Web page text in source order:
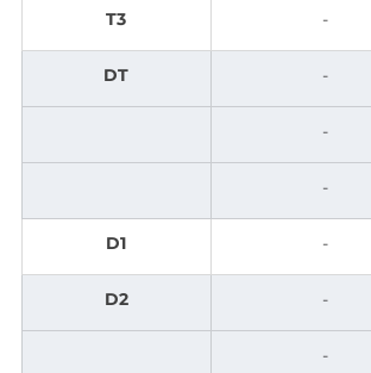
T3 -
DT -
-
-
D1 -
D2 -
-